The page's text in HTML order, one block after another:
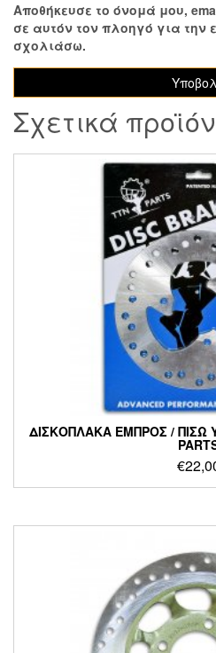
Αποθήκευσε το όνομά μου,
σε αυτόν τον πλοηγό για
σχολιάσω.
Σχετικά
ΔΙΣΚΟΠΛΑΚΑ ΕΜΠΡΟΣ / ΠΙΣΩ
€